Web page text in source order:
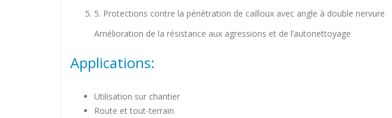
5. Protections contre la pénétration de cailloux avec angle à double nervure
Amélioration de la résistance aux agressions et de l’autonettoyage
Applications:
Utilisation sur chantier
Route et tout-terrain